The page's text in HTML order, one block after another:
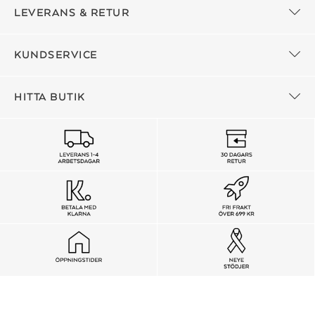
LEVERANS & RETUR
KUNDSERVICE
HITTA BUTIK